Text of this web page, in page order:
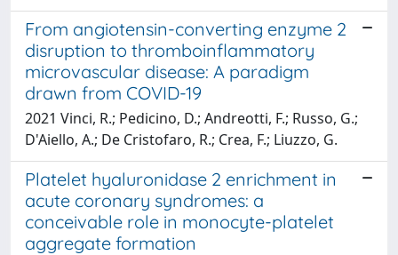
From angiotensin-converting enzyme 2
disruption to thromboinflammatory
microvascular disease: A paradigm
drawn from COVID-19
2021 Vinci, R.; Pedicino, D.; Andreotti, F.; Russo, G.;
D'Aiello, A.; De Cristofaro, R.; Crea, F.; Liuzzo, G.
Platelet hyaluronidase 2 enrichment in
acute coronary syndromes: a
conceivable role in monocyte-platelet
aggregate formation